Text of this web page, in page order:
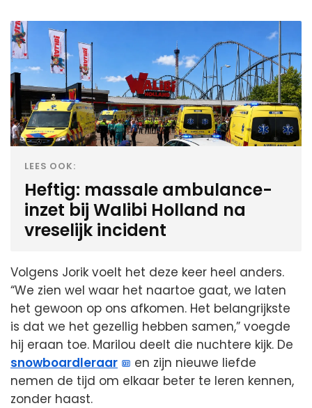
LEES OOK:
Heftig: massale ambulance-
inzet bij Walibi Holland na
vreselijk incident
Volgens Jorik voelt het deze keer heel anders.
“We zien wel waar het naartoe gaat, we laten
het gewoon op ons afkomen. Het belangrijkste
is dat we het gezellig hebben samen,” voegde
hij eraan toe. Marilou deelt die nuchtere kijk. De
snowboardleraar
en zijn nieuwe liefde
nemen de tijd om elkaar beter te leren kennen,
zonder haast.